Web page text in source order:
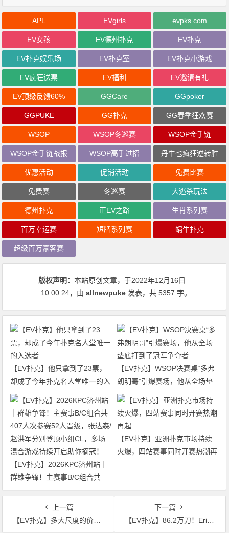
APL EVgirls evpks.com
EV女孩 EV德州扑克 EV扑克
EV扑克娱乐场 EV扑克室 EV扑克小游戏
EV疯狂送票 EV福利 EV邀请有礼
EV顶级反馈60% GGCare GGpoker
GGPUKE GG扑克 GG春季狂欢赛
WSOP WSOP冬巡赛 WSOP金手链
WSOP金手链战报 WSOP高手过招 丹牛也疯狂逆转胜
优惠活动 促销活动 免费比赛
免费赛 冬巡赛 大逃杀玩法
德州扑克 正EV之路 生肖系列赛
百万幸运赛 短牌系列赛 蜗牛扑克
超级百万豪客赛
版权声明：本站原创文章，于2022年12月16日
10:00:24，由allnewpuke 发表，共 5357 字。
【EV扑克】他只拿到了23票，
却成了今年扑克名人堂唯一的入
选者
【EV扑克】WSOP决赛桌“多弗
朗明哥”引爆赛场，他从全场垫
底打到了冠军争夺者
【EV扑克】2026KPC济州站｜
群雄争锋！主赛事B/C组合共
407人次参赛52人晋级，张达森/
赵洪军分别登顶小组CL，多场
混合游戏持续开启助你摘冠！
【EV扑克】亚洲扑克市场持续
火爆，四站赛事同时开赛热潮再
上一篇
【EV扑克】多大尺度的价值下注，才能让这手牌赢更多
下一篇
【EV扑克】86.2万刀！Eric Persson 输掉了LATB有史以来的最大底池